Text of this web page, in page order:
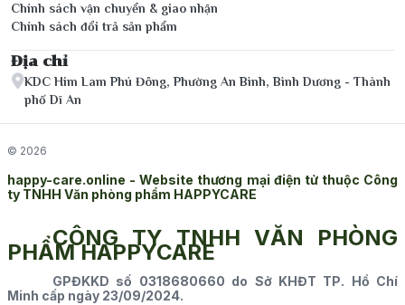
Chính sách vận chuyển & giao nhận
Chính sách đổi trả sản phẩm
Địa chỉ
KDC Him Lam Phú Đông, Phường An Bình, Bình Dương - Thành
phố Dĩ An
© 2026
happy-care.online - Website thương mại điện tử thuộc Công
ty TNHH Văn phòng phẩm HAPPYCARE
CÔNG TY TNHH VĂN PHÒNG
PHẨM HAPPYCARE
GPĐKKD số 0318680660 do Sở KHĐT TP. Hồ Chí
Minh cấp ngày 23/09/2024.